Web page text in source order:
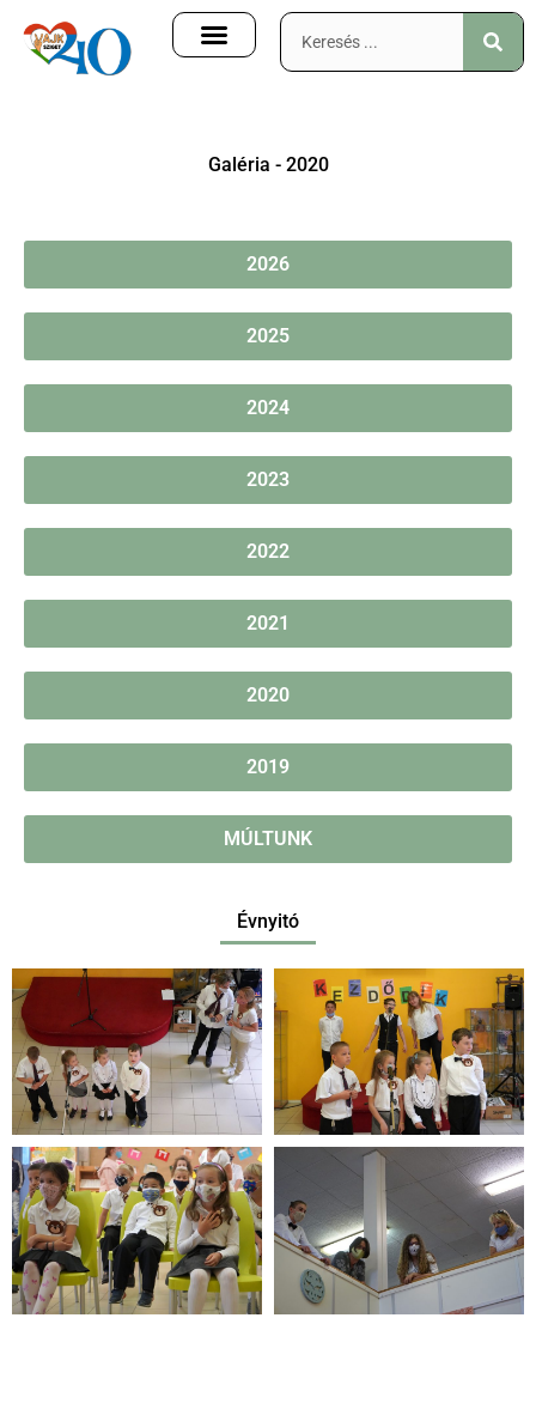
Galéria - 2020
2026
2025
2024
2023
2022
2021
2020
2019
MÚLTUNK
Évnyitó